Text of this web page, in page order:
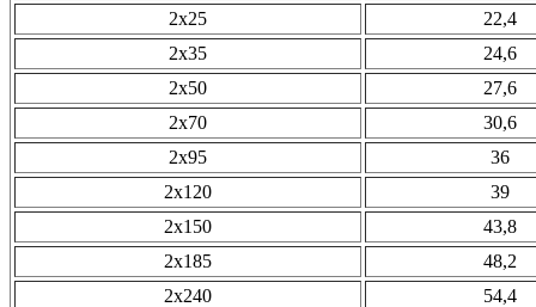
2х25
22,4
2х35
24,6
2х50
27,6
2х70
30,6
2х95
36
2х120
39
2х150
43,8
2х185
48,2
2х240
54,4